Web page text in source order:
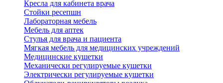
Кресла для кабинета врача
Стойки ресепшн
Лабораторная мебель
Мебель для аптек
Стулья для врача и пациента
Мягкая мебель для медицинских учреждений
Медицинские кушетки
Механически регулируемые кушетки
Электрически регулируемые кушетки